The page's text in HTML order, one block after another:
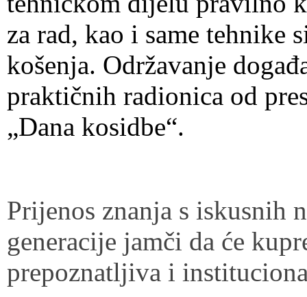
za rad, kao i same
košenja. Održavanje
praktičnih radionica od
„Dana kosidbe“.
Prijenos znanja s iskusnih
generacije jamči da će
prepoznatljiva i